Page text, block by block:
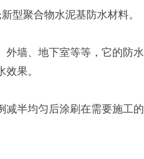
聚合物水泥基防水材料。
、地下室等等，它的防水
果。
均匀后涂刷在需要施工